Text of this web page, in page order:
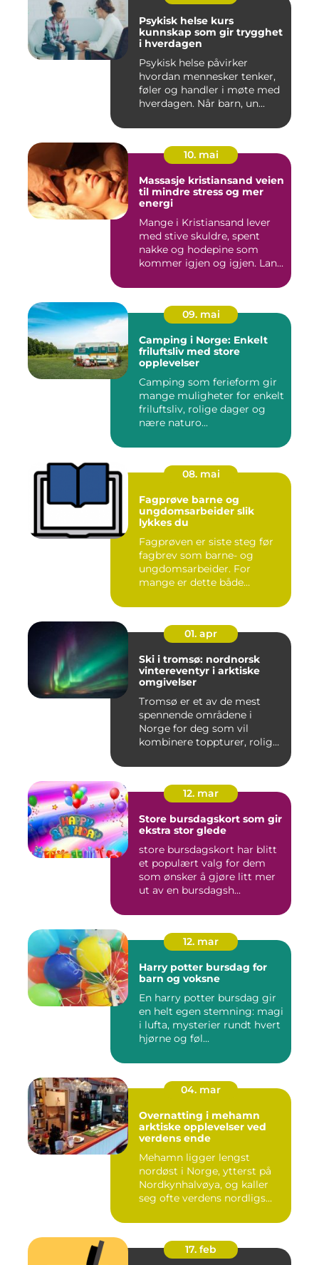
Psykisk helse kurs
kunnskap som gir trygghet
i hverdagen
Psykisk helse påvirker
hvordan mennesker tenker,
føler og handler i møte med
hverdagen. Når barn, un...
10. mai
Massasje kristiansand veien
til mindre stress og mer
energi
Mange i Kristiansand lever
med stive skuldre, spent
nakke og hodepine som
kommer igjen og igjen. Lan...
09. mai
Camping i Norge: Enkelt
friluftsliv med store
opplevelser
Camping som ferieform gir
mange muligheter for enkelt
friluftsliv, rolige dager og
nære naturo...
08. mai
Fagprøve barne og
ungdomsarbeider slik
lykkes du
Fagprøven er siste steg før
fagbrev som barne- og
ungdomsarbeider. For
mange er dette både
01. apr
Ski i tromsø: nordnorsk
vintereventyr i arktiske
omgivelser
Tromsø er et av de mest
spennende områdene i
Norge for deg som vil
kombinere toppturer, rolig
12. mar
Store bursdagskort som gir
ekstra stor glede
store bursdagskort har blitt
et populært valg for dem
som ønsker å gjøre litt mer
ut av en bursdagsh...
12. mar
Harry potter bursdag for
barn og voksne
En harry potter bursdag gir
en helt egen stemning: magi
i lufta, mysterier rundt hvert
hjørne og føl...
04. mar
Overnatting i mehamn
arktiske opplevelser ved
verdens ende
Mehamn ligger lengst
nordøst i Norge, ytterst på
Nordkynhalvøya, og kaller
seg ofte verdens nordligs...
17. feb